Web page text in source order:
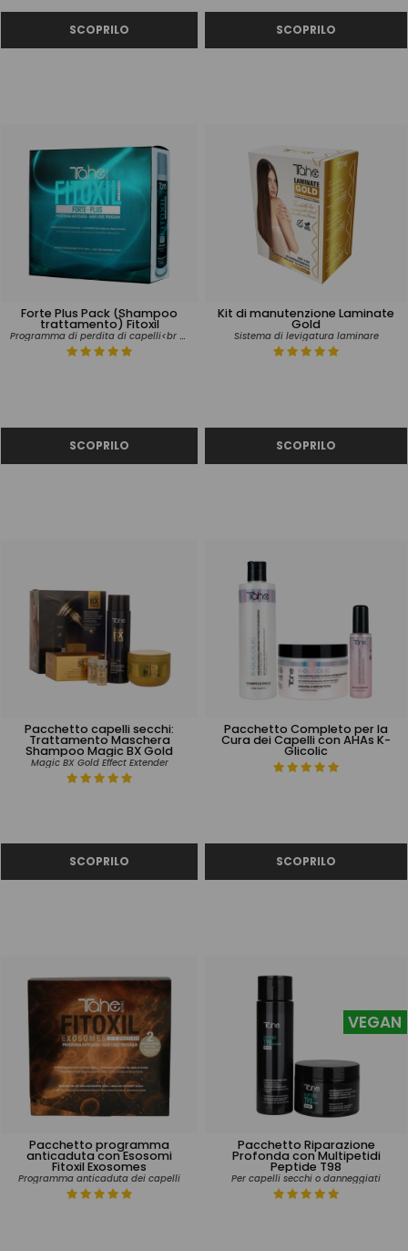
Forte Plus Pack (Shampoo
trattamento) Fitoxil
Programma di perdita di capelli<br /> Capelli castigati
Kit di manutenzione Laminate
Gold
Sistema di levigatura laminare
Pacchetto capelli secchi:
Trattamento Maschera
Shampoo Magic BX Gold
Magic BX Gold Effect Extender
Pacchetto Completo per la
Cura dei Capelli con AHAs K-
Glicolic
Pacchetto programma
anticaduta con Esosomi
Fitoxil Exosomes
Programma anticaduta dei capelli
Pacchetto Riparazione
Profonda con Multipetidi
Peptide T98
Per capelli secchi o danneggiati
VEGAN